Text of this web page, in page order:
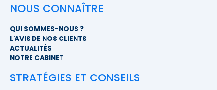
NOUS CONNAÎTRE
QUI SOMMES-NOUS ?
L'AVIS DE NOS CLIENTS
ACTUALITÉS
NOTRE CABINET
STRATÉGIES ET CONSEILS